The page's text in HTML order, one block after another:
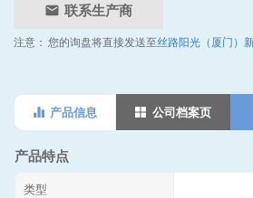
联系生产商
注意： 您的询盘将直接发送至丝路阳光（厦门）
产品信息 公司档案页
产品特点
类型